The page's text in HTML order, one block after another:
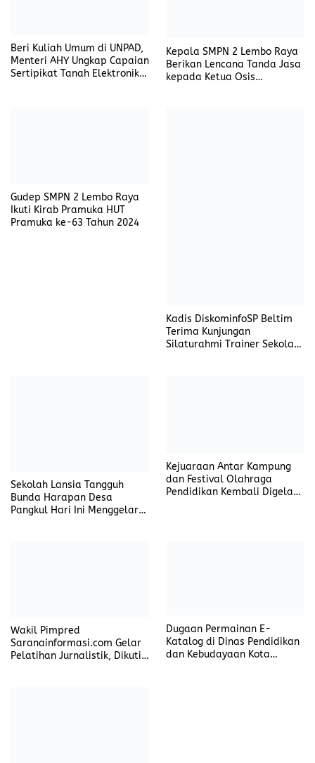
Beri Kuliah Umum di UNPAD,
Menteri AHY Ungkap Capaian
Sertipikat Tanah Elektronik
Kepala SMPN 2 Lembo Raya
Berikan Lencana Tanda Jasa
kepada Ketua Osis
Gudep SMPN 2 Lembo Raya
Ikuti Kirab Pramuka HUT
Pramuka ke-63 Tahun 2024
Kadis DiskominfoSP Beltim
Terima Kunjungan
Silaturahmi Trainer Sekolah
Sekolah Lansia Tangguh
Bunda Harapan Desa
Pangkul Hari Ini Menggelar
Kejuaraan Antar Kampung
dan Festival Olahraga
Pendidikan Kembali Digelar
Wakil Pimpred
Saranainformasi.com Gelar
Pelatihan Jurnalistik, Dikuti
Dugaan Permainan E-
Katalog di Dinas Pendidikan
dan Kebudayaan Kota